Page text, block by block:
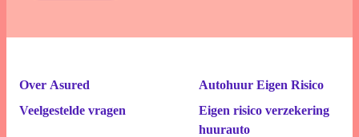
Over Asured
Veelgestelde vragen
Autohuur Eigen Risico
Eigen risico verzekering
huurauto